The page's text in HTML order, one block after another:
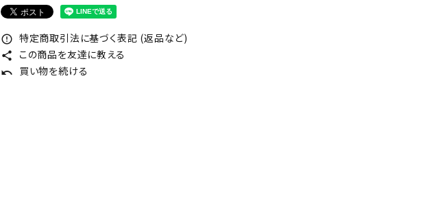
error_outline 特定商取引法に基づく表記 (返品など)
share この商品を友達に教える
undo 買い物を続ける